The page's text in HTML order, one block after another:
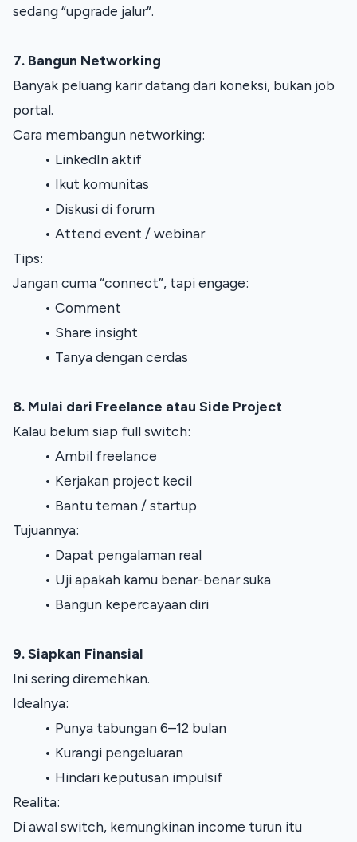
sedang “upgrade jalur”.
7. Bangun Networking
Banyak peluang karir datang dari koneksi, bukan job
portal.
Cara membangun networking:
LinkedIn aktif
Ikut komunitas
Diskusi di forum
Attend event / webinar
Tips:
Jangan cuma “connect”, tapi engage:
Comment
Share insight
Tanya dengan cerdas
8. Mulai dari Freelance atau Side Project
Kalau belum siap full switch:
Ambil freelance
Kerjakan project kecil
Bantu teman / startup
Tujuannya:
Dapat pengalaman real
Uji apakah kamu benar-benar suka
Bangun kepercayaan diri
9. Siapkan Finansial
Ini sering diremehkan.
Idealnya:
Punya tabungan 6–12 bulan
Kurangi pengeluaran
Hindari keputusan impulsif
Realita:
Di awal switch, kemungkinan income turun itu